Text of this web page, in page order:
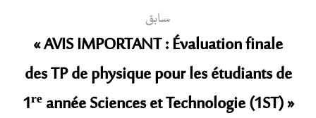
سابق
« AVIS IMPORTANT : Évaluation finale
des TP de physique pour les étudiants de
1ʳᵉ année Sciences et Technologie (1ST) »